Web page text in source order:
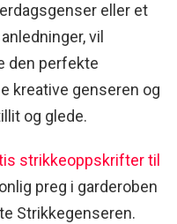
eller et
vil
den perfekte
kreative genseren og
og glede.
strikkeoppskrifter til
preg i garderoben
Strikkegenseren.